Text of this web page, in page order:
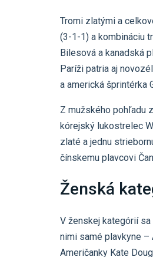
Tromi zlatými a
(3-1-1) a kombináciu
Bilesová a kanadská
Paríži patria aj
a americká šprintérka
Z mužského pohľadu
kórejský lukostrelec
zlaté a jednu
čínskemu plavcovi
Ženská
V ženskej kategórií
nimi samé plavkyne –
Američanky Kate